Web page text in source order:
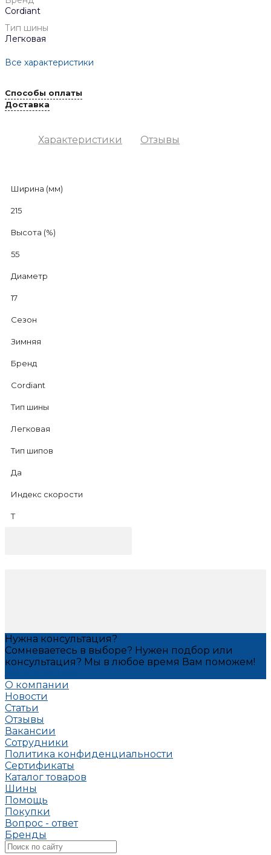
Cordiant
Тип шины
Легковая
Все характеристики
Способы оплаты
Доставка
Характеристики Отзывы
Ширина (мм)
215
Высота (%)
55
Диаметр
17
Сезон
Зимняя
Бренд
Cordiant
Тип шины
Легковая
Тип шипов
Да
Индекс скорости
T
Нужна консультация?
Сомневаетесь в выборе? Нужен подбор или
консультация? Мы в любое время Вам поможем!
О компании
Новости
Статьи
Отзывы
Вакансии
Сотрудники
Политика конфиденциальности
Сертификаты
Каталог товаров
Шины
Помощь
Покупки
Вопрос - ответ
Бренды